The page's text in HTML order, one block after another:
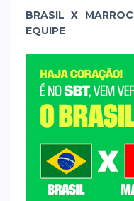
BRASIL X
EQUIPE